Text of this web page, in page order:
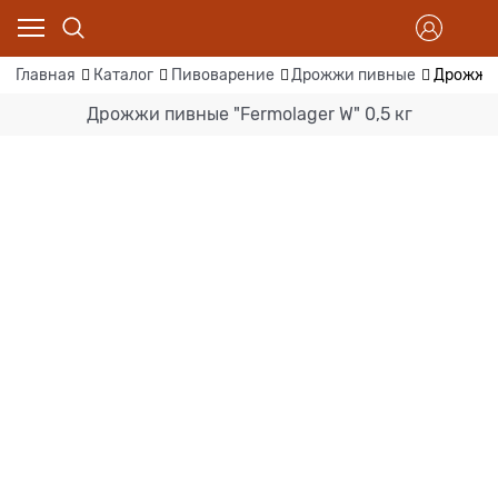
Главная Каталог Пивоварение Дрожжи пивные Дрожжи
Дрожжи пивные "Fermolager W" 0,5 кг